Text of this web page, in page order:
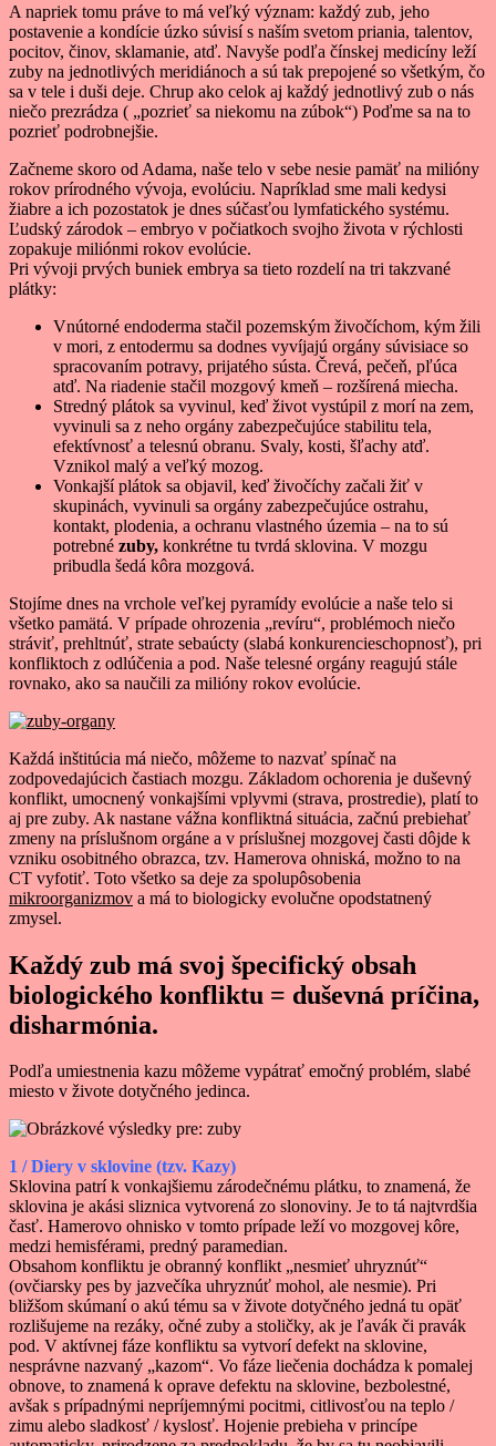
A napriek tomu práve to má veľký význam: každý zub, jeho
postavenie a kondície úzko súvisí s naším svetom priania, talentov,
pocitov, činov, sklamanie, atď. Navyše podľa čínskej medicíny leží
zuby na jednotlivých meridiánoch a sú tak prepojené so všetkým, čo
sa v tele i duši deje. Chrup ako celok aj každý jednotlivý zub o nás
niečo prezrádza ( „pozrieť sa niekomu na zúbok“) Poďme sa na to
pozrieť podrobnejšie.
Začneme skoro od Adama, naše telo v sebe nesie pamäť na milióny
rokov prírodného vývoja, evolúciu. Napríklad sme mali kedysi
žiabre a ich pozostatok je dnes súčasťou lymfatického systému.
Ľudský zárodok – embryo v počiatkoch svojho života v rýchlosti
zopakuje miliónmi rokov evolúcie.
Pri vývoji prvých buniek embrya sa tieto rozdelí na tri takzvané
plátky:
Vnútorné endoderma stačil pozemským živočíchom, kým žili
v mori, z entodermu sa dodnes vyvíjajú orgány súvisiace so
spracovaním potravy, prijatého sústa. Črevá, pečeň, pľúca
atď. Na riadenie stačil mozgový kmeň – rozšírená miecha.
Stredný plátok sa vyvinul, keď život vystúpil z morí na zem,
vyvinuli sa z neho orgány zabezpečujúce stabilitu tela,
efektívnosť a telesnú obranu. Svaly, kosti, šľachy atď.
Vznikol malý a veľký mozog.
Vonkajší plátok sa objavil, keď živočíchy začali žiť v
skupinách, vyvinuli sa orgány zabezpečujúce ostrahu,
kontakt, plodenia, a ochranu vlastného územia – na to sú
potrebné zuby, konkrétne tu tvrdá sklovina. V mozgu
pribudla šedá kôra mozgová.
Stojíme dnes na vrchole veľkej pyramídy evolúcie a naše telo si
všetko pamätá. V prípade ohrozenia „revíru“, problémoch niečo
stráviť, prehltnúť, strate sebaúcty (slabá konkurencieschopnosť), pri
konfliktoch z odlúčenia a pod. Naše telesné orgány reagujú stále
rovnako, ako sa naučili za milióny rokov evolúcie.
Každá inštitúcia má niečo, môžeme to nazvať spínač na
zodpovedajúcich častiach mozgu. Základom ochorenia je duševný
konflikt, umocnený vonkajšími vplyvmi (strava, prostredie), platí to
aj pre zuby. Ak nastane vážna konfliktná situácia, začnú prebiehať
zmeny na príslušnom orgáne a v príslušnej mozgovej časti dôjde k
vzniku osobitného obrazca, tzv. Hamerova ohniská, možno to na
CT vyfotiť. Toto všetko sa deje za spolupôsobenia
mikroorganizmov a má to biologicky evolučne opodstatnený
zmysel.
Každý zub má svoj špecifický obsah
biologického konfliktu = duševná príčina,
disharmónia.
Podľa umiestnenia kazu môžeme vypátrať emočný problém, slabé
miesto v živote dotyčného jedinca.
1 / Diery v sklovine (tzv. Kazy)
Sklovina patrí k vonkajšiemu zárodečnému plátku, to znamená, že
sklovina je akási sliznica vytvorená zo slonoviny. Je to tá najtvrdšia
časť. Hamerovo ohnisko v tomto prípade leží vo mozgovej kôre,
medzi hemisférami, predný paramedian.
Obsahom konfliktu je obranný konflikt „nesmieť uhryznúť“
(ovčiarsky pes by jazvečíka uhryznúť mohol, ale nesmie). Pri
bližšom skúmaní o akú tému sa v živote dotyčného jedná tu opäť
rozlišujeme na rezáky, očné zuby a stoličky, ak je ľavák či pravák
pod. V aktívnej fáze konfliktu sa vytvorí defekt na sklovine,
nesprávne nazvaný „kazom“. Vo fáze liečenia dochádza k pomalej
obnove, to znamená k oprave defektu na sklovine, bezbolestné,
avšak s prípadnými nepríjemnými pocitmi, citlivosťou na teplo /
zimu alebo sladkosť / kyslosť. Hojenie prebieha v princípe